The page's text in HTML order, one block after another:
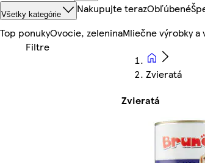
Všetky kategórie Nakupujte terazObľúbené
Top ponukyOvocie, zeleninaMliečne výrobky a
Zvieratá
Zvieratá